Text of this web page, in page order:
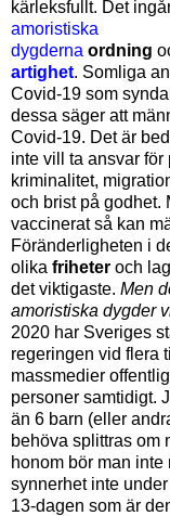
kärleksfullt. Det
amoristiska
dygderna ordning
artighet. Somliga
Covid-19 som
dessa säger att
Covid-19. Det är
inte vill ta ansvar
kriminalitet,
och brist på godhet.
vaccinerat så kan
Föränderligheten i
olika friheter och
det viktigaste. Men
amoristiska dygder
2020 har Sveriges
regeringen vid flera
massmedier
personer samtidigt.
än 6 barn (eller
behöva splittras om
honom bör man
synnerhet inte
13-dagen som är